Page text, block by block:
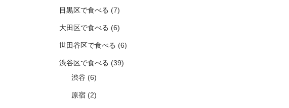
目黒区で食べる (7)
大田区で食べる (6)
世田谷区で食べる (6)
渋谷区で食べる (39)
渋谷 (6)
原宿 (2)